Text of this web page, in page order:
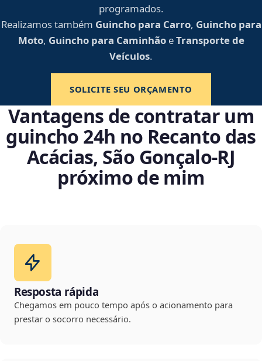
programados.
Realizamos também Guincho para Carro, Guincho para
Moto, Guincho para CaminhãoeTransporte de
Veículos.
SOLICITE SEU ORÇAMENTO
Vantagens de contratar um
guincho 24h no Recanto das
Acácias, São Gonçalo‑RJ
próximo de mim
Resposta rápida
Chegamos em pouco tempo após o acionamento para
prestar o socorro necessário.